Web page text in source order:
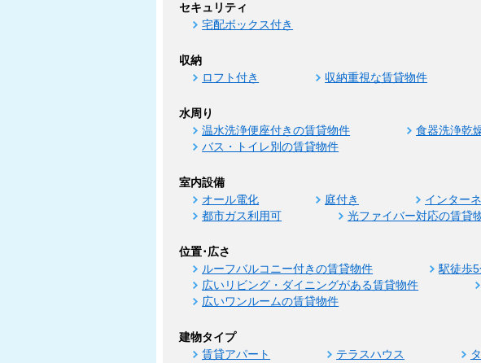
セキュリティ
宅配ボックス付き
収納
ロフト付き 収納重視な賃貸物件
水周り
温水洗浄便座付きの賃貸物件 食器洗浄乾
バス・トイレ別の賃貸物件
室内設備
オール電化 庭付き インター
都市ガス利用可
光ファイバー対応の賃貸
位置･広さ
ルーフバルコニー付きの賃貸物件 駅徒歩
広いリビング・ダイニングがある賃貸物件
広いワンルームの賃貸物件
建物タイプ
賃貸アパート テラスハウス